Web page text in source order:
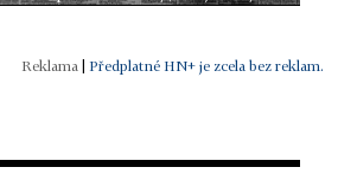
Předplatné HN+ je zcela bez reklam.